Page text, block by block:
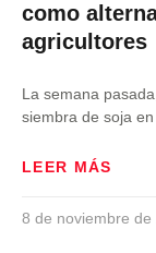
como
agricultores
La semana
siembra de soja
LEER MÁS
8 de noviembre de